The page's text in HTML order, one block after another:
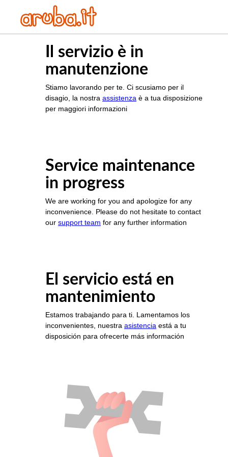
Il servizio è in
manutenzione
Stiamo lavorando per te. Ci scusiamo per il
disagio, la nostra assistenza è a tua disposizione
per maggiori informazioni
Service maintenance
in progress
We are working for you and apologize for any
inconvenience. Please do not hesitate to contact
our support team for any further information
El servicio está en
mantenimiento
Estamos trabajando para ti. Lamentamos los
inconvenientes, nuestra asistencia está a tu
disposición para ofrecerte más información